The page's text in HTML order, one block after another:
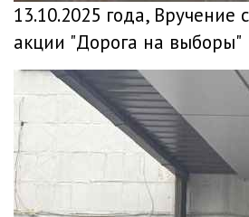
13.10.2025 года, Вручение
акции "Дорога на выборы"